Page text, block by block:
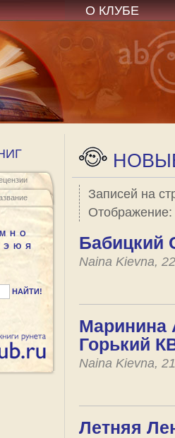
О КЛУБЕ
М Н О
Э Ю Я
НАЙТИ!
Записей на
Отображение:
Бабицкий
Naina Kievna,
Маринина
Горький
Naina Kievna,
Летняя